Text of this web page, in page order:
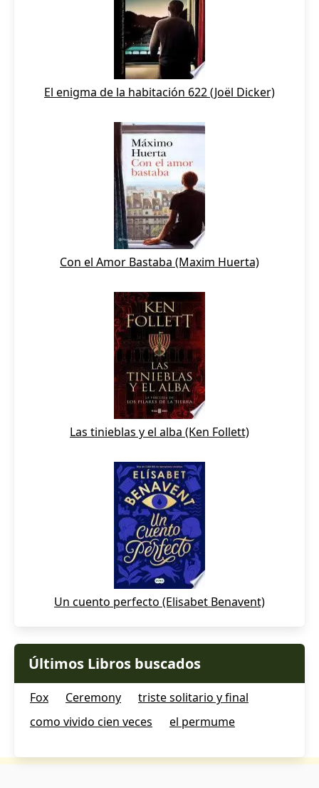
El enigma de la habitación 622 (Joël Dicker)
Con el Amor Bastaba (Maxim Huerta)
Las tinieblas y el alba (Ken Follett)
Un cuento perfecto (Elisabet Benavent)
Últimos Libros buscados
Fox Ceremony
triste solitario y final
como vivido cien veces
el permume